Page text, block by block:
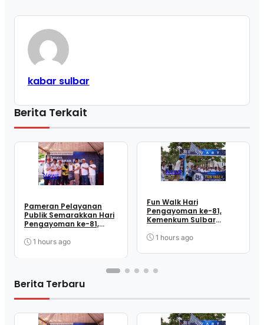
kabar sulbar
Berita Terkait
News
Pameran Pelayanan
Publik Semarakkan Hari
Pengayoman ke-81,
Dekatkan Layanan ke
1 hours ago
News
Fun Walk Hari
Pengayoman ke-81,
Kemenkum Sulbar
Perkuat Kebersamaan
1 hours ago
Berita Terbaru